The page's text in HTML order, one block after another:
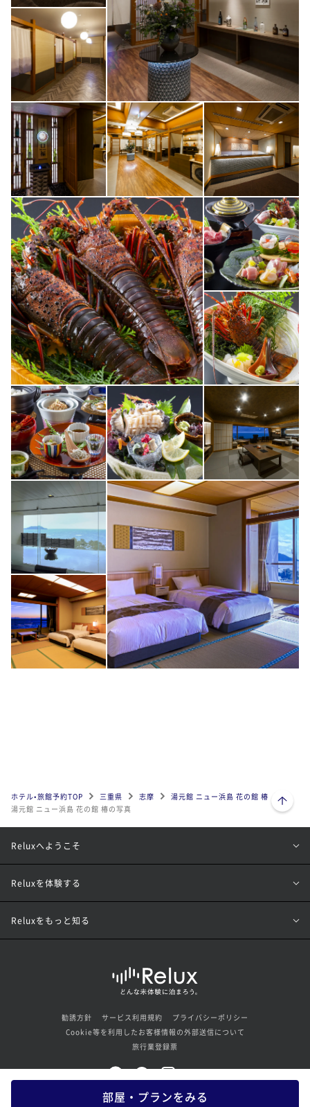
部屋・プランをみる
ホテル•旅館予約TOP 三重県 志摩
湯元館 ニュー浜島 花の館 椿
湯元館 ニュー浜島 花の館 椿の写真
ページトップへ
Reluxへようこそ
Reluxを体験する
Reluxをもっと知る
勧誘方針 サービス利用規約
プライバシーポリシー
Cookie等を利用したお客様情報の外部送信について
旅行業登録票
© Loco Partners Inc. All rights reserved.